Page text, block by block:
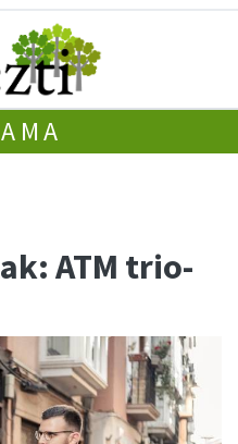
ATM trio-